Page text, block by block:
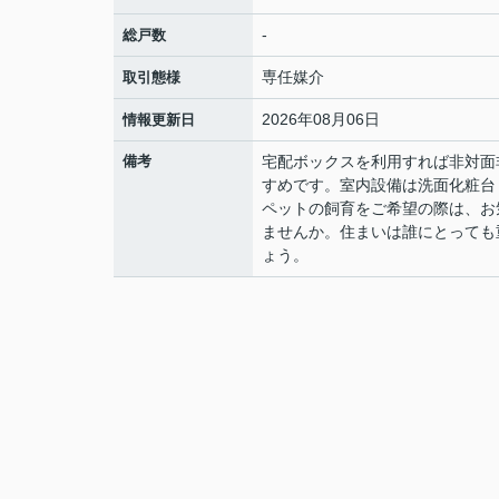
総戸数 -
取引態様 専任媒介
情報更新日 2026年08月06日
備考
宅配ボックスを利用すれば非対
すめです。室内設備は洗面化粧
ペットの飼育をご希望の際は、
ませんか。住まいは誰にとって
ょう。